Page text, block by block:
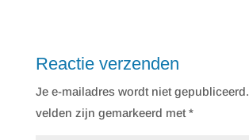
Reactie verzenden
Je e-mailadres wordt niet gepubliceerd.
velden zijn gemarkeerd met*